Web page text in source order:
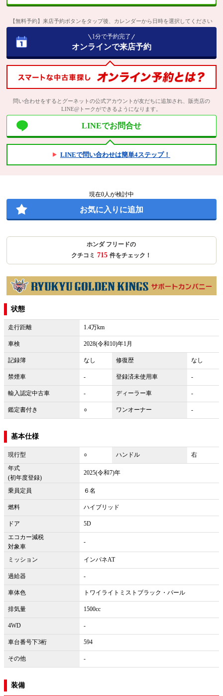
【無料予約】来店予約ボタンをタップ後、カレンダーから日時を選択してください
1分で予約完了
オンラインで来店予約
問い合わせをするとグーネットの公式アカウントが友だちに追加され、販売店の
LINE@トークができるようになります。
LINEでお問合せ
LINEで問い合わせは簡単4ステップ！
現在0人が検討中
お気に入りに追加
ホンダ フリードの
クチコミ 715 件をチェック！
状態
走行距離 1.4万km
車検 2028(令和10)年1月
記録簿 なし 修復歴 なし
禁煙車 - 登録済未使用車 -
輸入認定中古車 - ディーラー車 -
鑑定書付き ○ ワンオーナー -
基本仕様
現行型 ○ ハンドル
右
年式
(初年度登録)
2025(令和7)年
乗員定員 ６名
燃料 ハイブリッド
ドア
5D
エコカー減税
対象車
-
ミッション インパネAT
過給器 -
車体色 トワイライトミストブラック・パール
排気量 1500cc
4WD -
車台番号下3桁 594
その他 -
装備